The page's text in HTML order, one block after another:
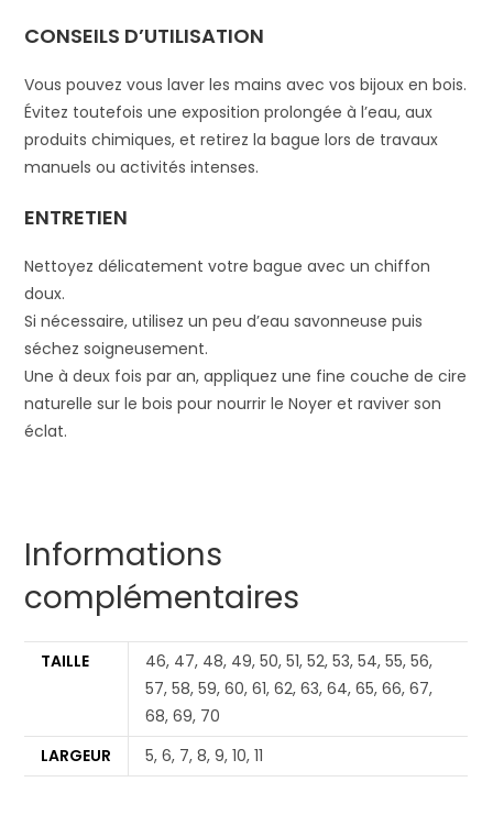
CONSEILS D’UTILISATION
Vous pouvez vous laver les mains avec vos bijoux en bois.
Évitez toutefois une exposition prolongée à l’eau, aux
produits chimiques, et retirez la bague lors de travaux
manuels ou activités intenses.
ENTRETIEN
Nettoyez délicatement votre bague avec un chiffon
doux.
Si nécessaire, utilisez un peu d’eau savonneuse puis
séchez soigneusement.
Une à deux fois par an, appliquez une fine couche de cire
naturelle sur le bois pour nourrir le Noyer et raviver son
éclat.
Informations
complémentaires
TAILLE
46, 47, 48, 49, 50, 51, 52, 53, 54, 55, 56,
57, 58, 59, 60, 61, 62, 63, 64, 65, 66, 67,
68, 69, 70
LARGEUR
5, 6, 7, 8, 9, 10, 11